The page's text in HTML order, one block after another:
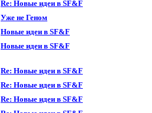
Re: Новые идеи в SF&F
Уже не Геном
Hовые идеи в SF&F
Hовые идеи в SF&F
Re: Новые идеи в SF&F
Re: Новые идеи в SF&F
Re: Новые идеи в SF&F